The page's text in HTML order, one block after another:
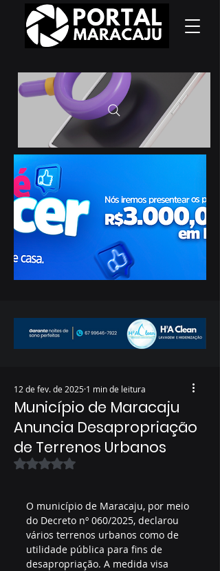
Município de Maracaju
Anuncia Desapropriação
de Terrenos Urbanos
12 de fev. de 2025 1 min de leitura
Avaliado com NaN de 5 estrelas.
O município de Maracaju, por meio
do Decreto nº 060/2025, declarou
vários terrenos urbanos como de
utilidade pública para fins de
desapropriação. A medida visa